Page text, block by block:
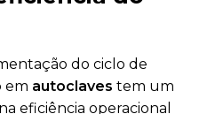
do ciclo de
em autoclaves tem um
eficiência operacional